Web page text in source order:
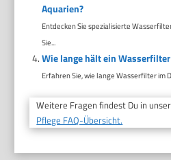
Aquarien?
Entdecken Sie spezialisierte
Sie...
Wie lange hält ein
Erfahren Sie, wie lange Wasserfilter im
Weitere Fragen findest Du in
Pflege FAQ-Übersicht.